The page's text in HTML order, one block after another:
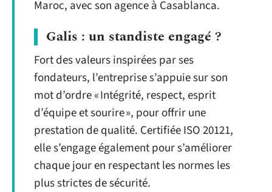
Maroc, avec son agence à Casablanca.
Galis : un standiste engagé ?
Fort des valeurs inspirées par ses
fondateurs, l’entreprise s’appuie sur son
mot d’ordre « Intégrité, respect, esprit
d’équipe et sourire », pour offrir une
prestation de qualité. Certifiée ISO 20121,
elle s’engage également pour s’améliorer
chaque jour en respectant les normes les
plus strictes de sécurité.